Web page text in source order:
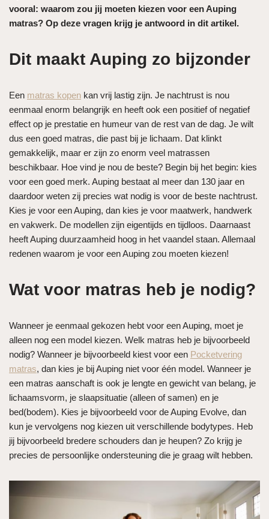
vooral: waarom zou jij moeten kiezen voor een Auping
matras? Op deze vragen krijg je antwoord in dit artikel.
Dit maakt Auping zo bijzonder
Een matras kopen kan vrij lastig zijn. Je nachtrust is nou
eenmaal enorm belangrijk en heeft ook een positief of negatief
effect op je prestatie en humeur van de rest van de dag. Je wilt
dus een goed matras, die past bij je lichaam. Dat klinkt
gemakkelijk, maar er zijn zo enorm veel matrassen
beschikbaar. Hoe vind je nou de beste? Begin bij het begin: kies
voor een goed merk. Auping bestaat al meer dan 130 jaar en
daardoor weten zij precies wat nodig is voor de beste nachtrust.
Kies je voor een Auping, dan kies je voor maatwerk, handwerk
en vakwerk. De modellen zijn eigentijds en tijdloos. Daarnaast
heeft Auping duurzaamheid hoog in het vaandel staan. Allemaal
redenen waarom je voor een Auping zou moeten kiezen!
Wat voor matras heb je nodig?
Wanneer je eenmaal gekozen hebt voor een Auping, moet je
alleen nog een model kiezen. Welk matras heb je bijvoorbeeld
nodig? Wanneer je bijvoorbeeld kiest voor een Pocketvering
matras, dan kies je bij Auping niet voor één model. Wanneer je
een matras aanschaft is ook je lengte en gewicht van belang, je
lichaamsvorm, je slaapsituatie (alleen of samen) en je
bed(bodem). Kies je bijvoorbeeld voor de Auping Evolve, dan
kun je vervolgens nog kiezen uit verschillende bodytypes. Heb
jij bijvoorbeeld bredere schouders dan je heupen? Zo krijg je
precies de persoonlijke ondersteuning die je graag wilt hebben.